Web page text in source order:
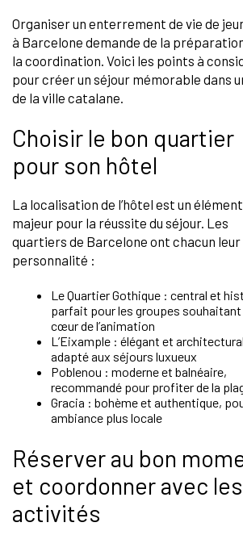
Organiser un enterrement de vie de
à Barcelone demande de la
la coordination. Voici les points à
pour créer un séjour mémorable dans
de la ville catalane.
Choisir le bon quartier
pour son hôtel
La localisation de l’hôtel est un élément
majeur pour la réussite du séjour. Les
quartiers de Barcelone ont chacun leur
personnalité :
Le Quartier Gothique : central et
parfait pour les groupes souhaitant
cœur de l’animation
L’Eixample : élégant et
adapté aux séjours luxueux
Poblenou : moderne et balnéaire,
recommandé pour profiter de la
Gracia : bohème et authentique,
ambiance plus locale
Réserver au bon
et coordonner avec les
activités